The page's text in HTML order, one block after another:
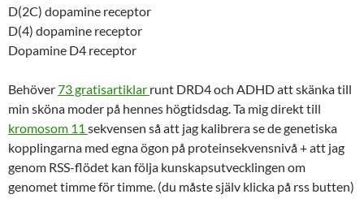
D(2C) dopamine receptor
D(4) dopamine receptor
Dopamine D4 receptor
Behöver73 gratisartiklar runt DRD4 och ADHD att skänka till
min sköna moder på hennes högtidsdag. Ta mig direkt till
kromosom 11 sekvensen så att jag kalibrera se de genetiska
kopplingarna med egna ögon på proteinsekvensnivå + att jag
genom RSS-flödet kan följa kunskapsutvecklingen om
genomet timme för timme. (du måste själv klicka på rss butten)